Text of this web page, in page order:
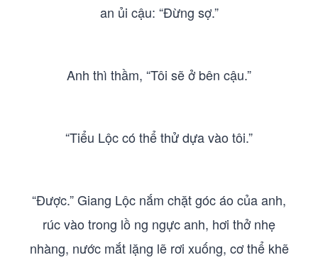
an ủi cậu: “Đừng sợ.”
Anh thì thầm, “Tôi sẽ ở bên cậu.”
“Tiểu Lộc có thể thử dựa vào tôi.”
“Được.” Giang Lộc nắm chặt góc áo của anh,
rúc vào trong lồ ng ngực anh, hơi thở nhẹ
nhàng, nước mắt lặng lẽ rơi xuống, cơ thể khẽ